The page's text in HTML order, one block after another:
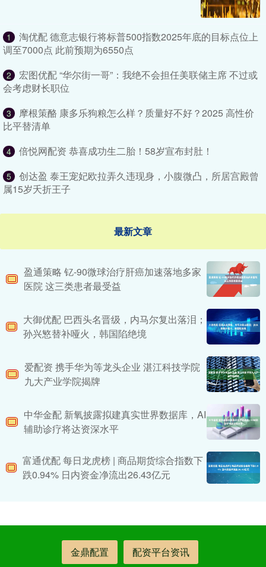
1
淘优配 德意志银行将标普500指数2025年底的目标点位上
调至7000点 此前预期为6550点
2
宏图优配 “华尔街一哥”：我绝不会担任美联储主席 不过或
会考虑财长职位
3
摩根策酪 康多乐狗粮怎么样？质量好不好？2025 高性价
比平替清单
4 倍悦网配资 恭喜成功生二胎！58岁宣布封肚！
5
创达盈 泰王宠妃欧拉弄久违现身，小腹微凸，所居宫殿曾
属15岁夭折王子
最新文章
盈通策略 钇-90微球治疗肝癌加速落地多家
医院 这三类患者最受益
大御优配 巴西头名晋级，内马尔复出落泪；
孙兴慜替补哑火，韩国陷绝境
爱配资 携手华为等龙头企业 湛江科技学院
九大产业学院揭牌
中华金配 新氧披露拟建真实世界数据库，AI
辅助诊疗将达资深水平
富通优配 每日龙虎榜 | 商品期货综合指数下
跌0.94% 日内资金净流出26.43亿元
金鼎配置 配资平台资讯